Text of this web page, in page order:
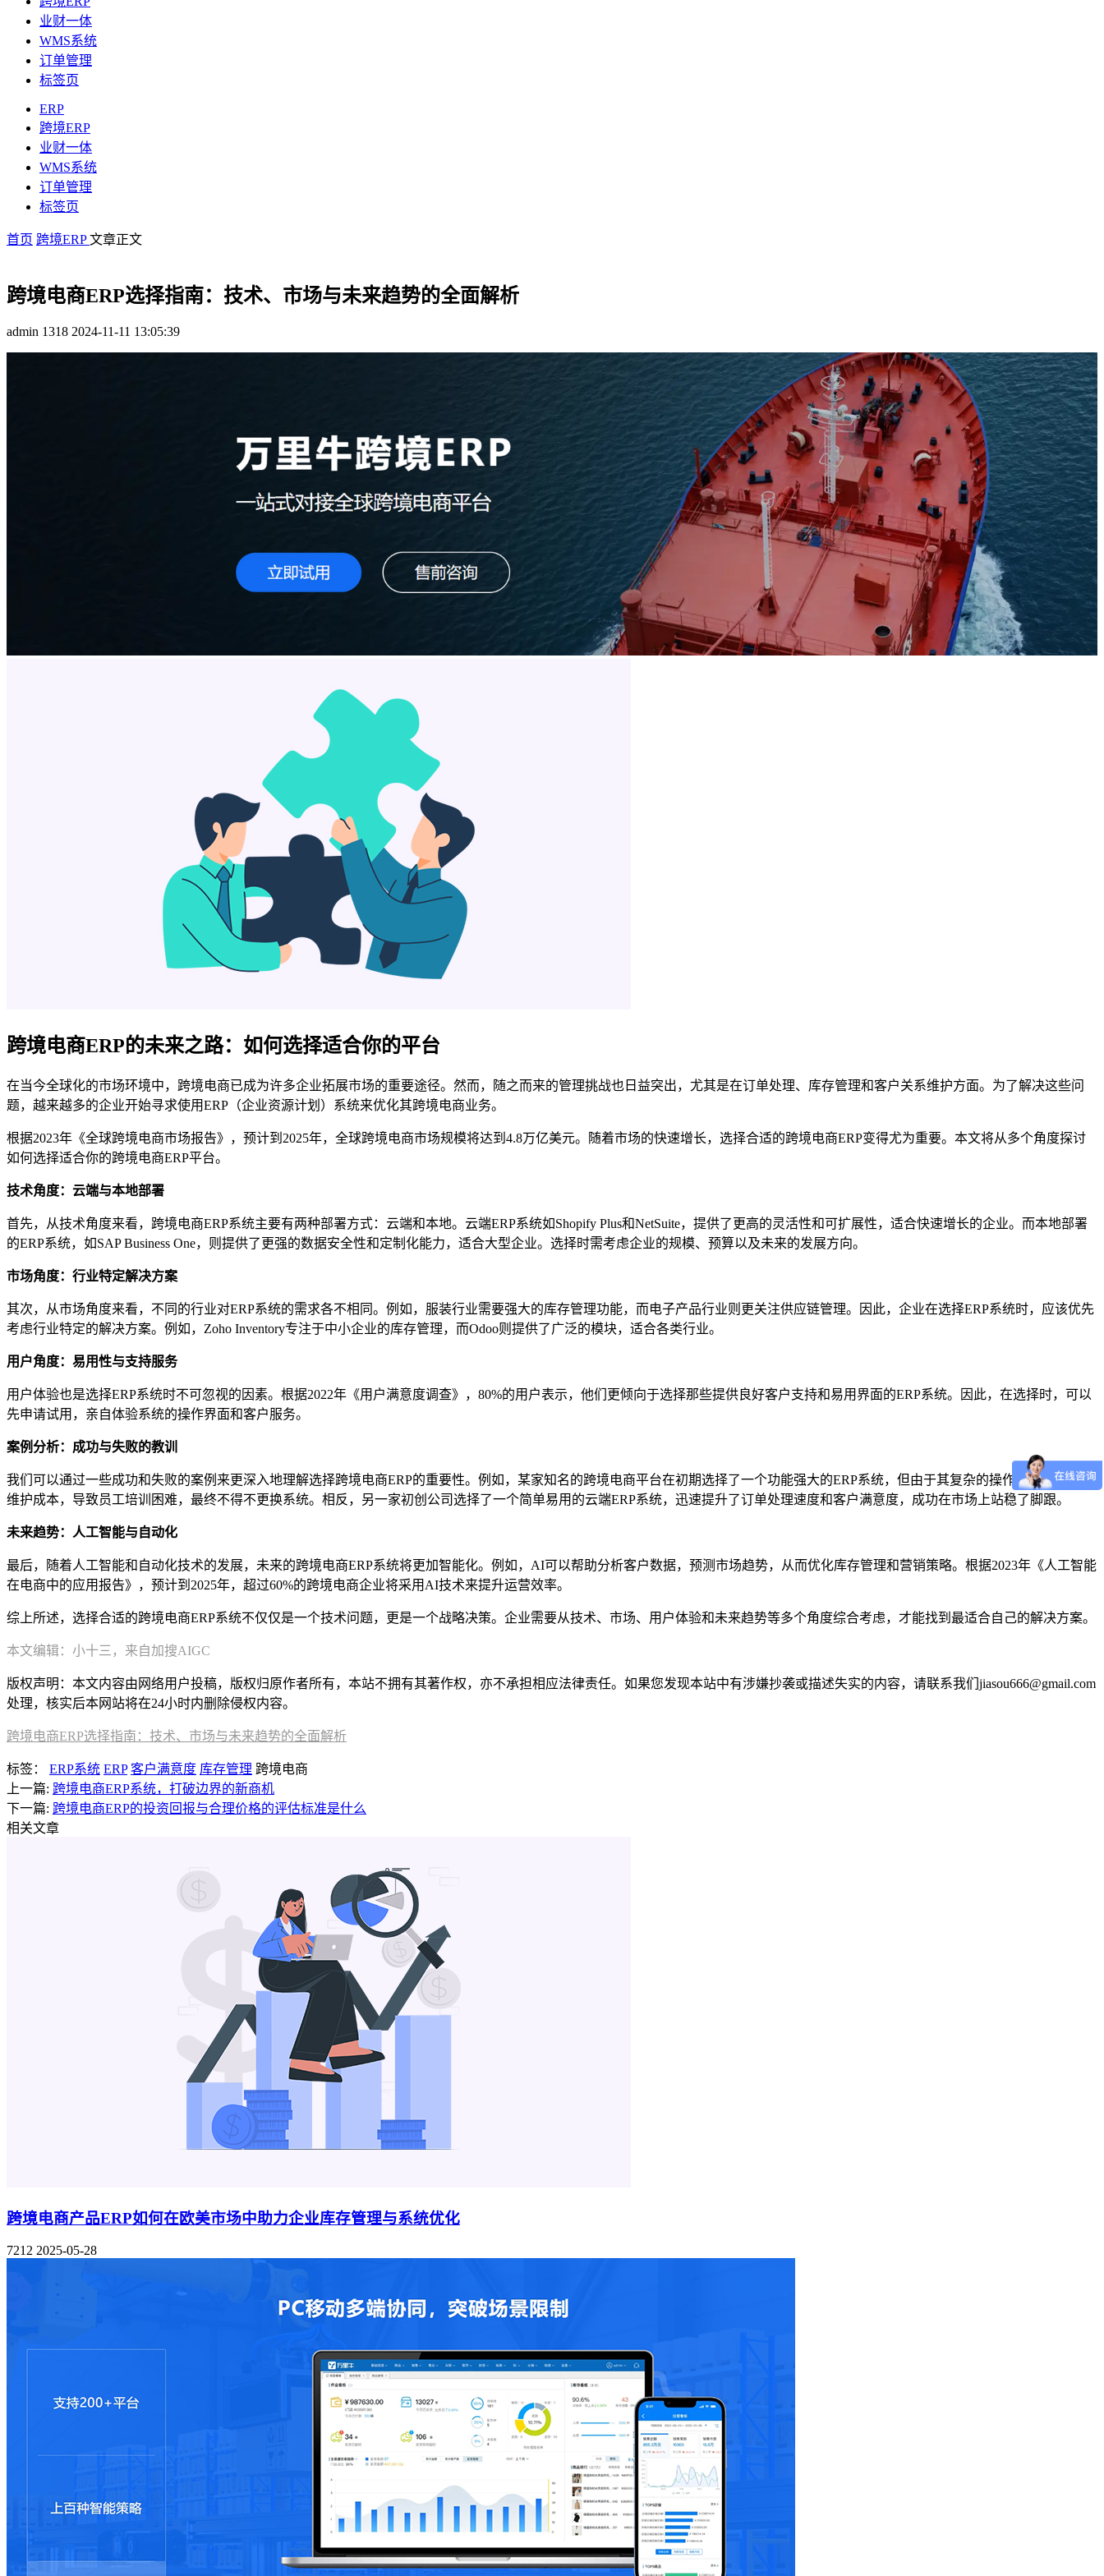
业财一体
WMS系统
订单管理
标签页
ERP
跨境ERP
业财一体
WMS系统
订单管理
标签页
首页 跨境ERP文章正文
跨境电商ERP选择指南：技术、市场与未来趋势的全面解析
admin 1318 2024-11-11 13:05:39
跨境电商ERP的未来之路：如何选择适合你的平台
在当今全球化的市场环境中，跨境电商已成为许多企业拓展市场的重要途径。然而，随之而来的管理挑战也日益突出，尤其是在订单处理、库存管理和客户关系维护方面。为了解决这些问
题，越来越多的企业开始寻求使用ERP（企业资源计划）系统来优化其跨境电商业务。
根据2023年《全球跨境电商市场报告》，预计到2025年，全球跨境电商市场规模将达到4.8万亿美元。随着市场的快速增长，选择合适的跨境电商ERP变得尤为重要。本文将从多个角度探讨
如何选择适合你的跨境电商ERP平台。
技术角度：云端与本地部署
首先，从技术角度来看，跨境电商ERP系统主要有两种部署方式：云端和本地。云端ERP系统如Shopify Plus和NetSuite，提供了更高的灵活性和可扩展性，适合快速增长的企业。而本地部署
的ERP系统，如SAP Business One，则提供了更强的数据安全性和定制化能力，适合大型企业。选择时需考虑企业的规模、预算以及未来的发展方向。
市场角度：行业特定解决方案
其次，从市场角度来看，不同的行业对ERP系统的需求各不相同。例如，服装行业需要强大的库存管理功能，而电子产品行业则更关注供应链管理。因此，企业在选择ERP系统时，应该优先
考虑行业特定的解决方案。例如，Zoho Inventory专注于中小企业的库存管理，而Odoo则提供了广泛的模块，适合各类行业。
用户角度：易用性与支持服务
用户体验也是选择ERP系统时不可忽视的因素。根据2022年《用户满意度调查》，80%的用户表示，他们更倾向于选择那些提供良好客户支持和易用界面的ERP系统。因此，在选择时，可以
先申请试用，亲自体验系统的操作界面和客户服务。
案例分析：成功与失败的教训
我们可以通过一些成功和失败的案例来更深入地理解选择跨境电商ERP的重要性。例如，某家知名的跨境电商平台在初期选择了一个功能强大的ERP系统，但由于其复杂的操作界面和高昂的
维护成本，导致员工培训困难，最终不得不更换系统。相反，另一家初创公司选择了一个简单易用的云端ERP系统，迅速提升了订单处理速度和客户满意度，成功在市场上站稳了脚跟。
未来趋势：人工智能与自动化
最后，随着人工智能和自动化技术的发展，未来的跨境电商ERP系统将更加智能化。例如，AI可以帮助分析客户数据，预测市场趋势，从而优化库存管理和营销策略。根据2023年《人工智能
在电商中的应用报告》，预计到2025年，超过60%的跨境电商企业将采用AI技术来提升运营效率。
综上所述，选择合适的跨境电商ERP系统不仅仅是一个技术问题，更是一个战略决策。企业需要从技术、市场、用户体验和未来趋势等多个角度综合考虑，才能找到最适合自己的解决方案。
本文编辑：小十三，来自加搜AIGC
版权声明：本文内容由网络用户投稿，版权归原作者所有，本站不拥有其著作权，亦不承担相应法律责任。如果您发现本站中有涉嫌抄袭或描述失实的内容，请联系我们jiasou666@gmail.com
处理，核实后本网站将在24小时内删除侵权内容。
跨境电商ERP选择指南：技术、市场与未来趋势的全面解析
标签： ERP系统 ERP 客户满意度 库存管理 跨境电商
上一篇: 跨境电商ERP系统，打破边界的新商机
下一篇: 跨境电商ERP的投资回报与合理价格的评估标准是什么
相关文章
跨境电商产品ERP如何在欧美市场中助力企业库存管理与系统优化
7212 2025-05-28